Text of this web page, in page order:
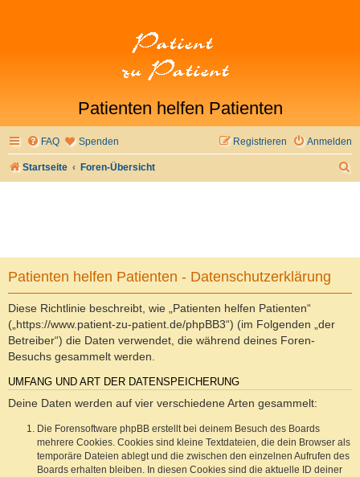
Patienten helfen Patienten
FAQ Spenden Anmelden
Registrieren
Startseite Foren-Übersicht
Patienten helfen Patienten - Datenschutzerklärung
Diese Richtlinie beschreibt, wie „Patienten helfen Patienten“
(„https://www.patient-zu-patient.de/phpBB3“) (im Folgenden „der
Betreiber“) die Daten verwendet, die während deines Foren-
Besuchs gesammelt werden.
UMFANG UND ART DER DATENSPEICHERUNG
Deine Daten werden auf vier verschiedene Arten gesammelt:
Die Forensoftware phpBB erstellt bei deinem Besuch des Boards
mehrere Cookies. Cookies sind kleine Textdateien, die dein Browser als
temporäre Dateien ablegt und die zwischen den einzelnen Aufrufen des
Boards erhalten bleiben. In diesen Cookies sind die aktuelle ID deiner